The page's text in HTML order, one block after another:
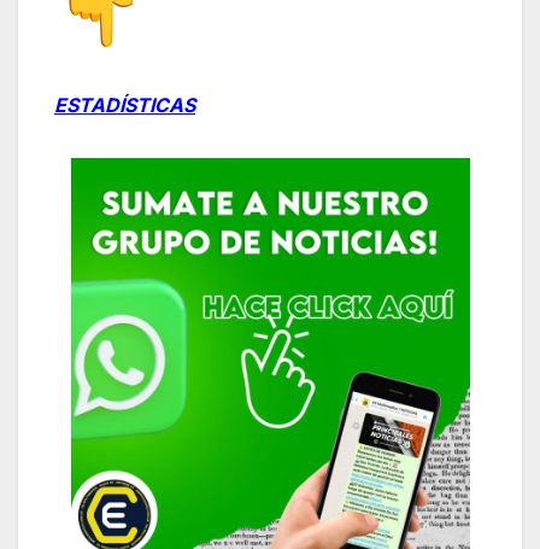
ESTADÍSTICAS